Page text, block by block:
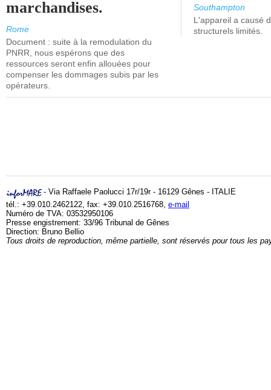
marchandises.
Rome
Document : suite à la remodulation du
PNRR, nous espérons que des
ressources seront enfin allouées pour
compenser les dommages subis par les
opérateurs.
Southampton
L'appareil a causé
structurels limités.
- Via Raffaele Paolucci 17r/19r - 16129 Gênes - ITALIE
tél.: +39.010.2462122, fax: +39.010.2516768, e-mail
Numéro de TVA: 03532950106
Presse engistrement: 33/96 Tribunal de Gênes
Direction: Bruno Bellio
Tous droits de reproduction, même partielle, sont réservés pour tous les